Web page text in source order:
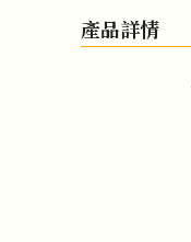
產品詳情